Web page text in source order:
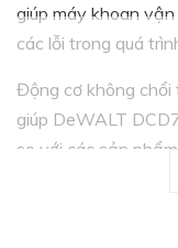
giúp máy khoan
các lỗi trong quá
Động cơ không chổi
giúp DeWALT
so với các sản